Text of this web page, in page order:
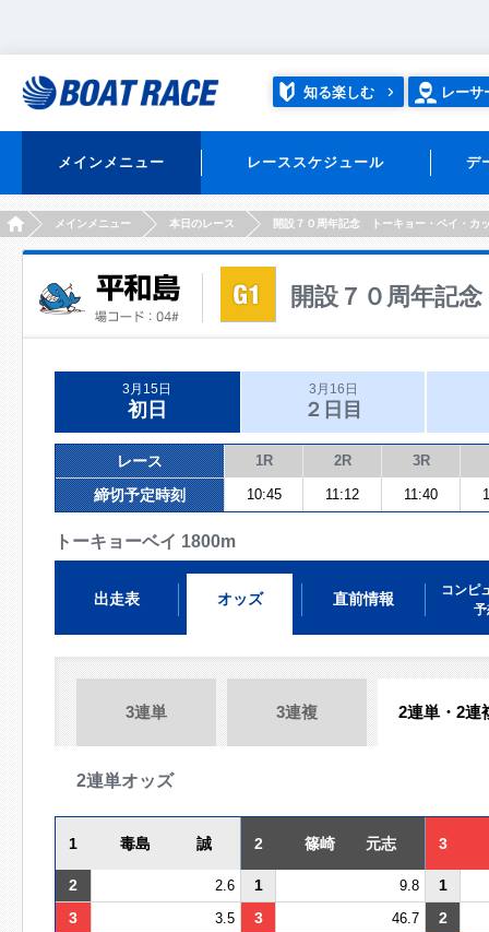
知る楽しむ レーサ
メインメニュー レーススケジュール デ
HOMEメインメニュー 本日のレース 開設７０周年記念 トーキョー・ベイ・カ
開設７０周年記
3月15日
初日
3月16日
２日目
レース 1R 2R 3R
締切予定時刻 10:45 11:12 11:40
トーキョーベイ 1800m
出走表 オッズ 直前情報
コンピ
予
3連単 3連複 2連単・2連
2連単オッズ
1 毒島 誠 2 篠崎 元志 3
2 2.6 1 9.8
1
3
3.5 3 46.7
2